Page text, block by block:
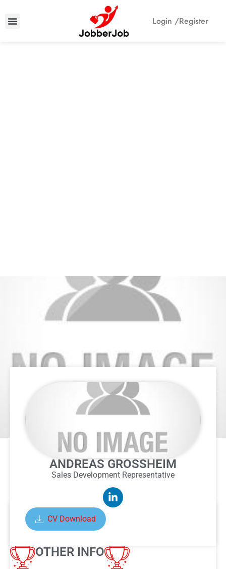
Login /Register
ANDREAS GROSSHEIM
Sales Development Representative
CV Download
OTHER INFO
ABOUT ANDREAS GROSSHEIM